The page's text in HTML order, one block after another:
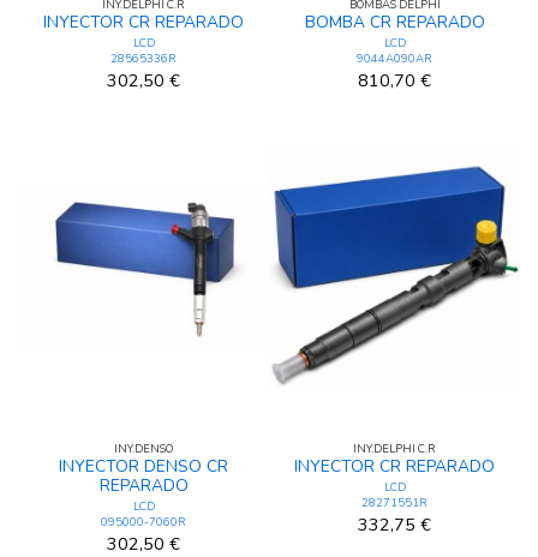
INY.DELPHI C.R
INYECTOR CR REPARADO
LCD
28565336R
302,50 €
BOMBAS DELPHI
BOMBA CR REPARADO
LCD
9044A090AR
810,70 €
INY.DENSO
INYECTOR DENSO CR
REPARADO
LCD
095000-7060R
302,50 €
INY.DELPHI C.R
INYECTOR CR REPARADO
LCD
28271551R
332,75 €